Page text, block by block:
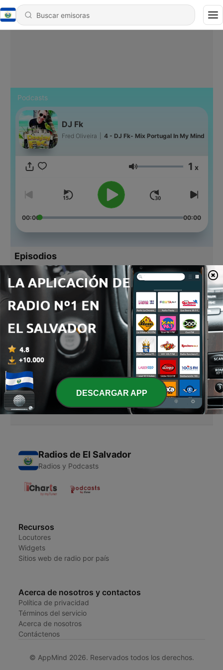
Podcasts
DJ Fk
Fred Oliveira 4 - DJ Fk- Mix Portugal In My Mind
Volumen 1 x
00:00 00:00
Episodios
4 DJ Fk- Mix Portugal In My Mind
3 - DJ Fk- Mix Portugal In My Mind
19 nov. 2012
Episode 3
02 jul. 2012
1 - Portugal summer 2
02 jul. 2012
Radios de El Salvador
Radios y Podcasts
Recursos
Locutores
Widgets
Sitios web de radio por país
Acerca de nosotros y contactos
Política de privacidad
Términos del servicio
Acerca de nosotros
Contáctenos
© AppMind 2026. Reservados todos los derechos.
DESCARGAR APP